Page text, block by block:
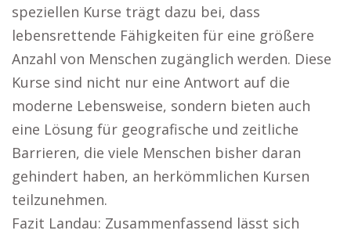
speziellen Kurse trägt dazu bei, dass
lebensrettende Fähigkeiten für eine größere
Anzahl von Menschen zugänglich werden. Diese
Kurse sind nicht nur eine Antwort auf die
moderne Lebensweise, sondern bieten auch
eine Lösung für geografische und zeitliche
Barrieren, die viele Menschen bisher daran
gehindert haben, an herkömmlichen Kursen
teilzunehmen.
Fazit Landau: Zusammenfassend lässt sich